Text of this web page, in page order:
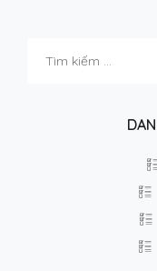
kiếm